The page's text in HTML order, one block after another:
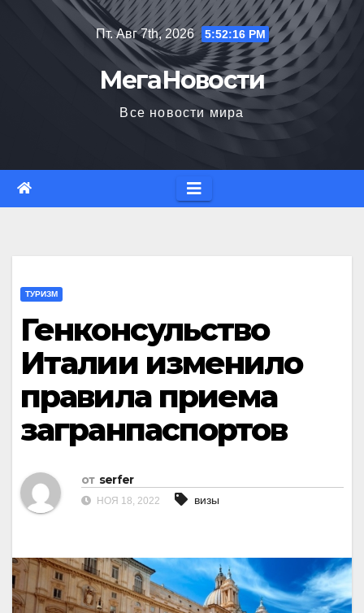
Пт. Авг 7th, 2026 5:52:17 PM
МегаНовости
Все новости мира
ТУРИЗМ
Генконсульство
Италии изменило
правила приема
загранпаспортов
от serfer
НОЯ 18, 2022 визы